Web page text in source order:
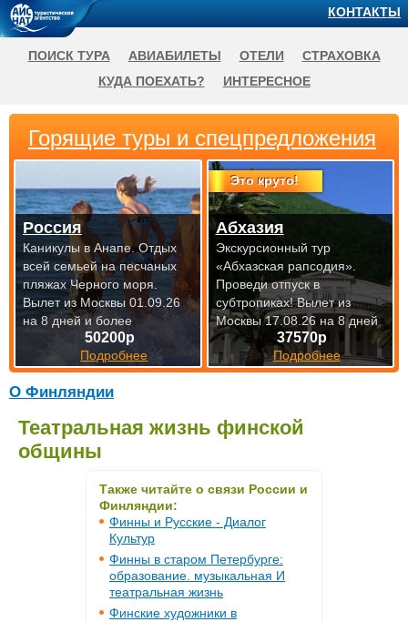
О Финляндии
Театральная жизнь финской
общины
Также читайте о связи России и
Финляндии:
Финны и Русские - Диалог
Культур
Финны в старом Петербурге:
образование. музыкальная И
театральная жизнь
Финские художники в
Горящие туры и спецпредложения
50200р
Подробнее
Россия
Каникулы в Анапе. Отдых
всей семьей на песчаных
пляжах Черного моря.
Вылет из Москвы 01.09.26
на 8 дней и более
Это круто!
37570р
Подробнее
Абхазия
Экскурсионный тур
«Абхазская рапсодия».
Проведи отпуск в
субтропиках!Вылет из
Москвы 17.08.26 на 8 дней
КОНТАКТЫ
ПОИСК ТУРА АВИАБИЛЕТЫ ОТЕЛИ
СТРАХОВКА
КУДА ПОЕХАТЬ?
ИНТЕРЕСНОЕ